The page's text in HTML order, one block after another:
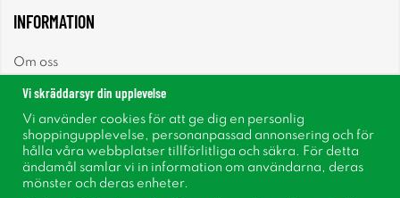
INFORMATION
Om oss
Nyhetsbrev
Om cookies
Vi skräddarsyr din upplevelse
Vi använder cookies för att ge dig en personlig
shoppingupplevelse, personanpassad annonsering och för
hålla våra webbplatser tillförlitliga och säkra. För detta
ändamål samlar vi in information om användarna, deras
mönster och deras enheter.